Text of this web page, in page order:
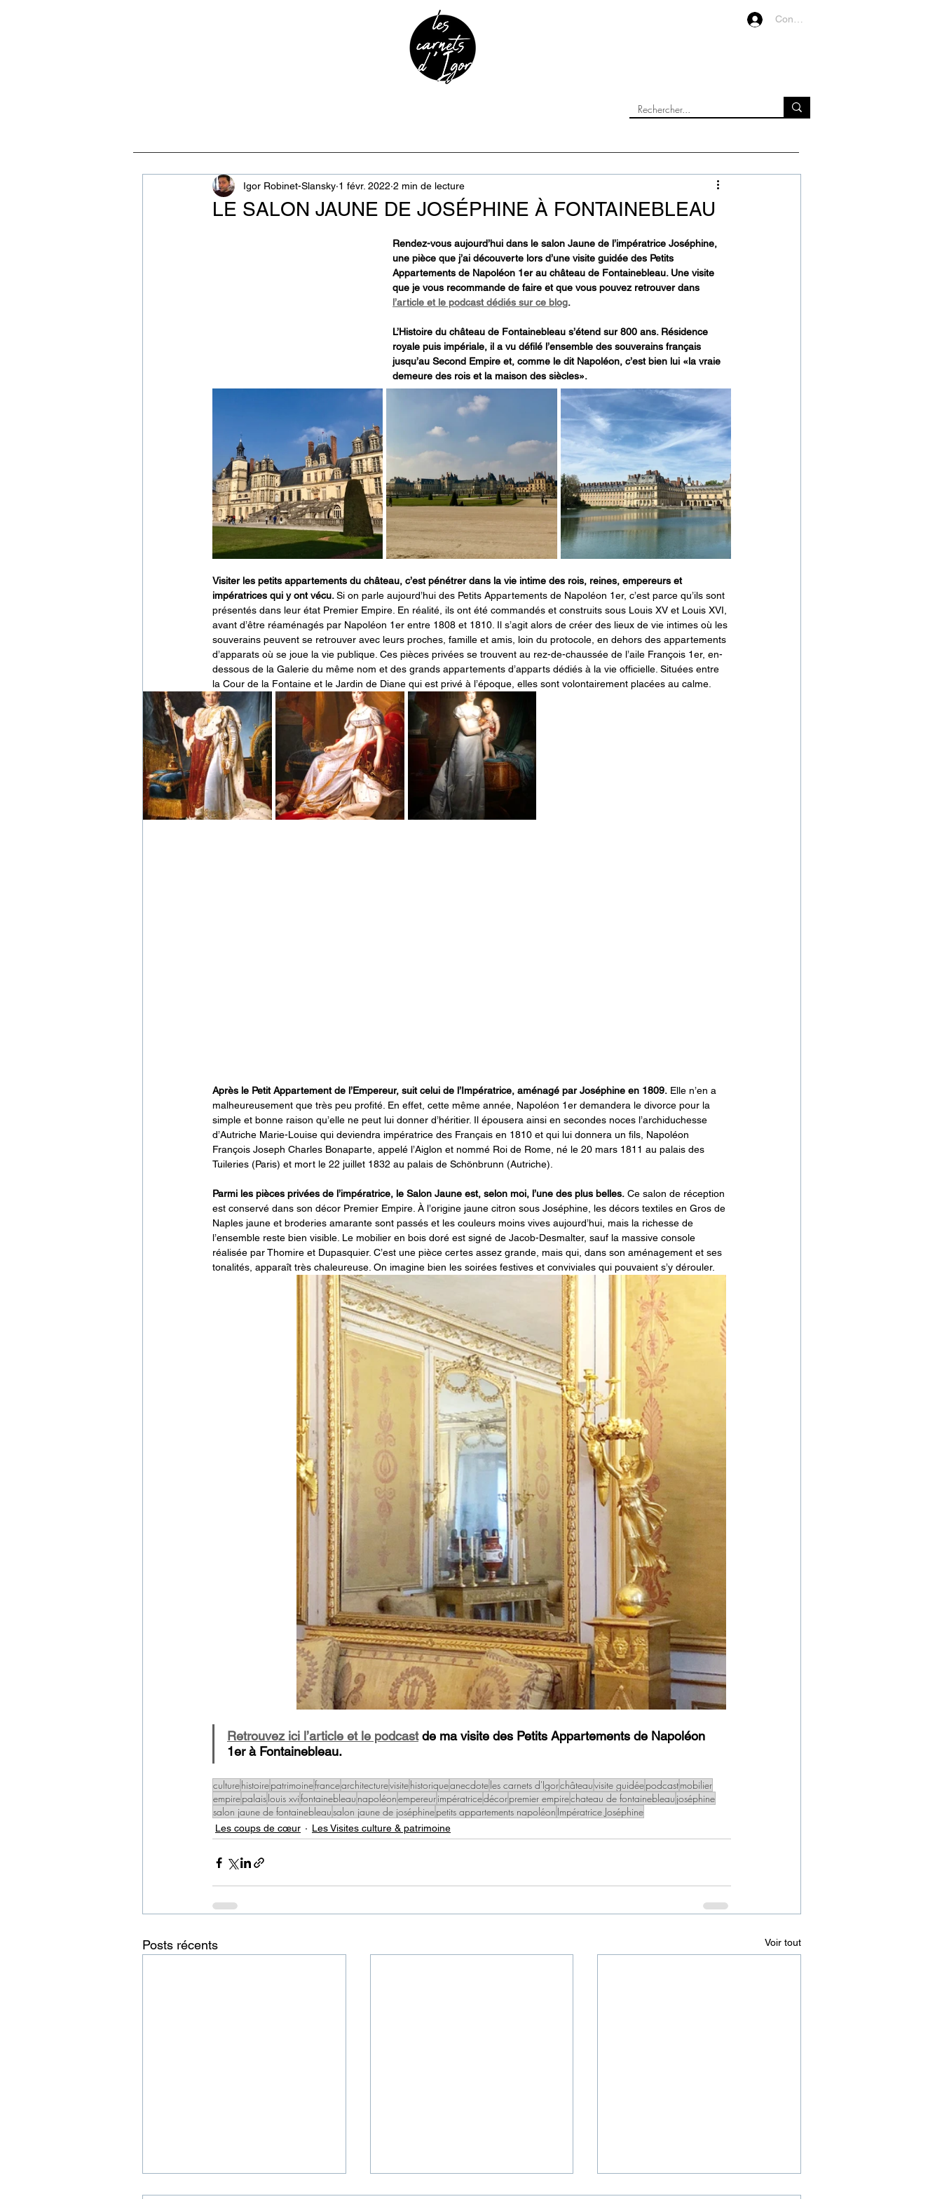
Connexion
LE SALON JAUNE DE JOSÉPHINE À FONTAINEBLEAU
Igor Robinet-Slansky 1 févr. 2022 2 min de lecture
Rendez-vous aujourd’hui dans le salon Jaune de l’impératrice Joséphine,
une pièce que j’ai découverte lors d’une visite guidée des Petits
Appartements de Napoléon 1er au château de Fontainebleau. Une visite
que je vous recommande de faire et que vous pouvez retrouver dans
l’article et le podcast dédiés sur ce blog.
L’Histoire du château de Fontainebleau s’étend sur 800 ans. Résidence
royale puis impériale, il a vu défilé l’ensemble des souverains français
jusqu’au Second Empire et, comme le dit Napoléon, c’est bien lui «la vraie
demeure des rois et la maison des siècles».
Visiter les petits appartements du château, c’est pénétrer dans la vie intime des rois, reines, empereurs et
impératrices qui y ont vécu. Si on parle aujourd’hui des Petits Appartements de Napoléon 1er, c’est parce qu’ils sont
présentés dans leur état Premier Empire. En réalité, ils ont été commandés et construits sous Louis XV et Louis XVI,
avant d’être réaménagés par Napoléon 1er entre 1808 et 1810. Il s’agit alors de créer des lieux de vie intimes où les
souverains peuvent se retrouver avec leurs proches, famille et amis, loin du protocole, en dehors des appartements
d’apparats où se joue la vie publique. Ces pièces privées se trouvent au rez-de-chaussée de l’aile François 1er, en-
dessous de la Galerie du même nom et des grands appartements d’apparts dédiés à la vie officielle. Situées entre
la Cour de la Fontaine et le Jardin de Diane qui est privé à l’époque, elles sont volontairement placées au calme.
Après le Petit Appartement de l’Empereur, suit celui de l’Impératrice, aménagé par Joséphine en 1809. Elle n’en a
malheureusement que très peu profité. En effet, cette même année, Napoléon 1er demandera le divorce pour la
simple et bonne raison qu’elle ne peut lui donner d’héritier. Il épousera ainsi en secondes noces l’archiduchesse
d’Autriche Marie-Louise qui deviendra impératrice des Français en 1810 et qui lui donnera un fils, Napoléon
François Joseph Charles Bonaparte, appelé l’Aiglon et nommé Roi de Rome, né le 20 mars 1811 au palais des
Tuileries (Paris) et mort le 22 juillet 1832 au palais de Schönbrunn (Autriche).
Parmi les pièces privées de l’impératrice, le Salon Jaune est, selon moi, l’une des plus belles. Ce salon de réception
est conservé dans son décor Premier Empire. À l’origine jaune citron sous Joséphine, les décors textiles en Gros de
Naples jaune et broderies amarante sont passés et les couleurs moins vives aujourd’hui, mais la richesse de
l’ensemble reste bien visible. Le mobilier en bois doré est signé de Jacob-Desmalter, sauf la massive console
réalisée par Thomire et Dupasquier. C’est une pièce certes assez grande, mais qui, dans son aménagement et ses
tonalités, apparaît très chaleureuse. On imagine bien les soirées festives et conviviales qui pouvaient s’y dérouler.
Retrouvez ici l’article et le podcast de ma visite des Petits Appartements de Napoléon
1er à Fontainebleau.
culturehistoirepatrimoinefrancearchitecturevisitehistoriqueanecdoteles carnets d'Igorchâteauvisite guidéepodcastmobilier
empirepalaislouis xvifontainebleau napoléonempereurimpératricedécorpremier empirechateau de fontainebleau joséphine
salon jaune de fontainebleausalon jaune de joséphinepetits appartements napoléon Impératrice Joséphine
Les coups de cœur Les Visites culture & patrimoine
Posts récents Voir tout